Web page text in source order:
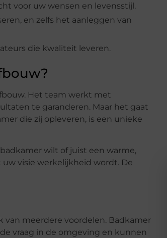
voor uw wensen en levensstijl.
en zelfs het aanleggen van
die kwaliteit leveren.
Het team werkt met
te garanderen. Maar het gaat
die zij opleveren, is een unieke
wilt of juist een warme,
visie werkelijkheid wordt. De
van meerdere voordelen. Badkamer
vraag in de omgeving en kunnen